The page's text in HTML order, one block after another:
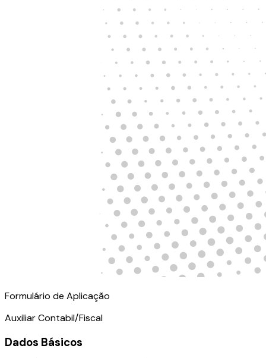
Formulário de Aplicação
Auxiliar Contabil/Fiscal
Dados Básicos